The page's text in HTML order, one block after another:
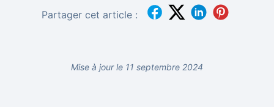
Partager cet article :
Mise à jour le 11 septembre 2024